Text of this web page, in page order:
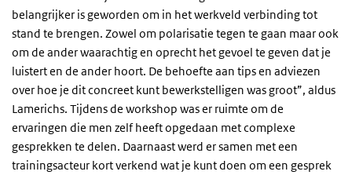
belangrijker is geworden om in het werkveld verbinding tot
stand te brengen. Zowel om polarisatie tegen te gaan maar ook
om de ander waarachtig en oprecht het gevoel te geven dat je
luistert en de ander hoort. De behoefte aan tips en adviezen
over hoe je dit concreet kunt bewerkstelligen was groot”, aldus
Lamerichs. Tijdens de workshop was er ruimte om de
ervaringen die men zelf heeft opgedaan met complexe
gesprekken te delen. Daarnaast werd er samen met een
trainingsacteur kort verkend wat je kunt doen om een gesprek